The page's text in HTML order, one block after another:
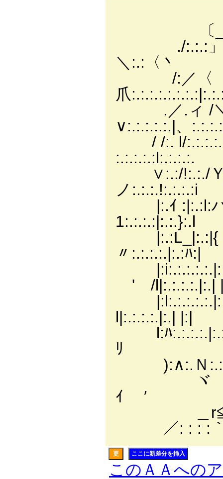
〔_￣￣ｿ
./:.:.:」 〈/
＼:.:〈丶
/:／〈
爪
.／.ィ /＼
∨:.:.:.:.:.|、
/ /:. l/
:.:.:.:.:l:.:.:.:.
∨:.:/!:.:./Ｙ
ノ:.:.:.!:.:.:.:i
|:.ｲ :|:.:l:
1:.:.:.:|:.:.}:.l
〃:.:.:.:.|:.:ﾊ:|
ゞ' /l|:.:.:.:.|:.|
l|:.:.:.:.|:.| |:|
l:ﾊ:.:.:.:.|:.:
ﾘ
):∧:.Ｎ
ヾ ＼ﾄ :.
ｲ ′
＿r≦⌒`
／: : : :｀
更 ここに新差分を挿入
このＡＡへの